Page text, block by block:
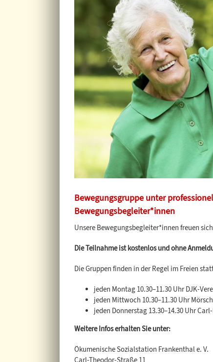
Bewegungsgruppe unter
Bewegungsbegleiter*innen
Unsere Bewegungsbegleiter*innen freuen
Die Teilnahme ist kostenlos und ohne
Die Gruppen finden in der Regel im Freien
jeden Montag 10.30–11.30 Uhr DJK-
jeden Mittwoch 10.30–11.30 Uhr
jeden Donnerstag 13.30–14.30 Uhr
Weitere Infos erhalten Sie unter:
Ökumenische Sozialstation Frankenthal e. V.